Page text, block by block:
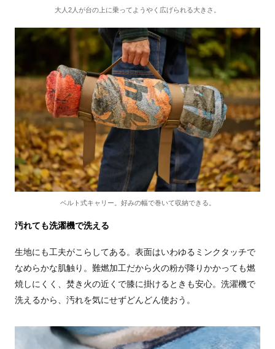
大人2人が台の上に乗ってようやく広げられる大きさ。
ベルト式キャリー。好みの幅で巻いて収納できる。
汚れても洗濯機で洗える
生地にも工夫がこらしてある。表面はいわゆるミンクタッチで
なめらかな肌触り。難燃加工だから火の粉が降りかかっても燃
焼しにくく、焚き火の近くで膝に掛けるときも安心。洗濯機で
洗えるから、汚れを気にせずどんどん使おう。